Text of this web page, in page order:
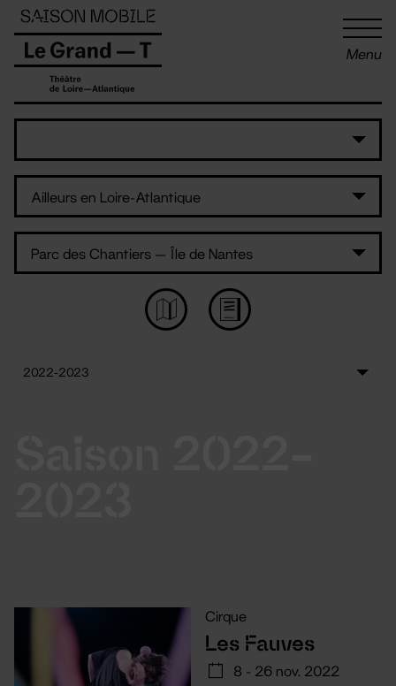
Menu
Cirque
Les Fauves
8 - 26 nov. 2022
Panneau de gestion des cookies